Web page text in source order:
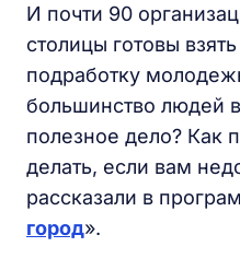
И почти 90
столицы готовы
подработку
большинство людей
полезное дело? Как
делать, если вам
рассказали в
город».